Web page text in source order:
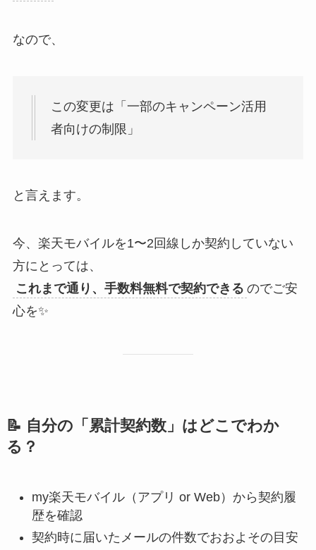
なので、
この変更は「一部のキャンペーン活用
者向けの制限」
と言えます。
今、楽天モバイルを1〜2回線しか契約していない
方にとっては、
これまで通り、手数料無料で契約できる のでご安
心を✨
📝 自分の「累計契約数」はどこでわか
る？
my楽天モバイル（アプリ or Web）から契約履
歴を確認
契約時に届いたメールの件数でおおよその目安